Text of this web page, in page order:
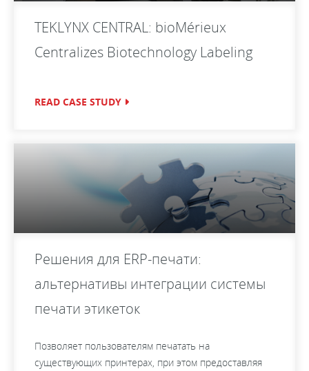
TEKLYNX CENTRAL: bioMérieux
Centralizes Biotechnology Labeling
READ CASE STUDY
Решения для ERP-печати:
aльтернативы интеграции системы
печати этикеток
Позволяет пользователям печатать на
существующих принтерах, при этом предоставляя